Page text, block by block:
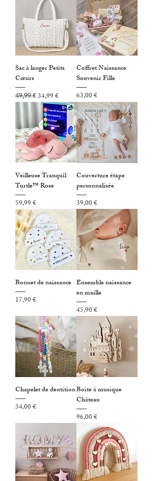
Sac à langer Petits
Cœurs
Prix original
49,99 € Prix promotionnel
34,99 €
Coffret Naissance
Souvenir Fille
Prix
63,00 €
Veilleuse Tranquil
Turtle™ Rose
Prix
59,99 €
Couverture étape
personnalisée
Prix
39,00 €
Bonnet de naissance
Prix
17,90 €
Ensemble naissance
en maille
Prix
45,90 €
Chapelet de dentition
Prix
34,00 €
Boite à musique
Château
Prix
96,00 €